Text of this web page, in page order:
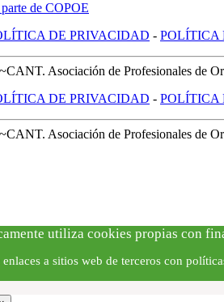
de COPOE
DE PRIVACIDAD - POLÍTICA
Asociación de Profesionales de
DE PRIVACIDAD - POLÍTICA
Asociación de Profesionales de
utiliza cookies propias con
a sitios web de terceros con